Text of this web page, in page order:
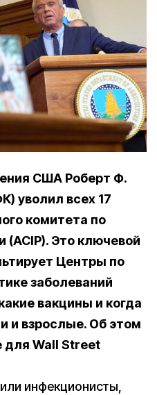
США Роберт Ф.
уволил всех 17
комитета по
(ACIP). Это ключевой
Центры по
заболеваний
вакцины и когда
и взрослые. Об этом
для Wall Street
инфекционисты,